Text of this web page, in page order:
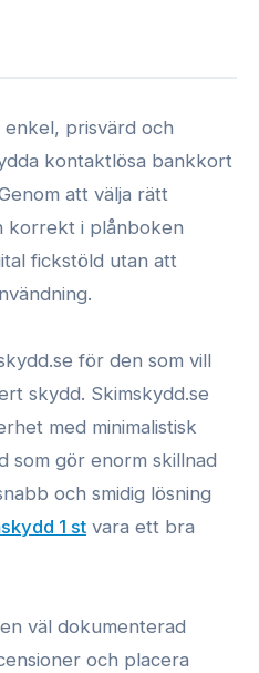
prisvärd och
kontaktlösa bankkort
att välja rätt
korrekt i plånboken
fickstöld utan att
för den som vill
skydd. Skimskydd.se
med minimalistisk
som gör enorm skillnad
och smidig lösning
1 st vara ett bra
väl dokumenterad
och placera